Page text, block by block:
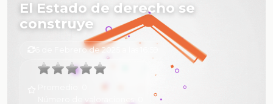
El Estado de derecho se
construye
6 de Febrero de 2025 a las 16:59